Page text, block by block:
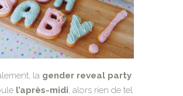
la gender reveal party
l’après-midi, alors rien de tel